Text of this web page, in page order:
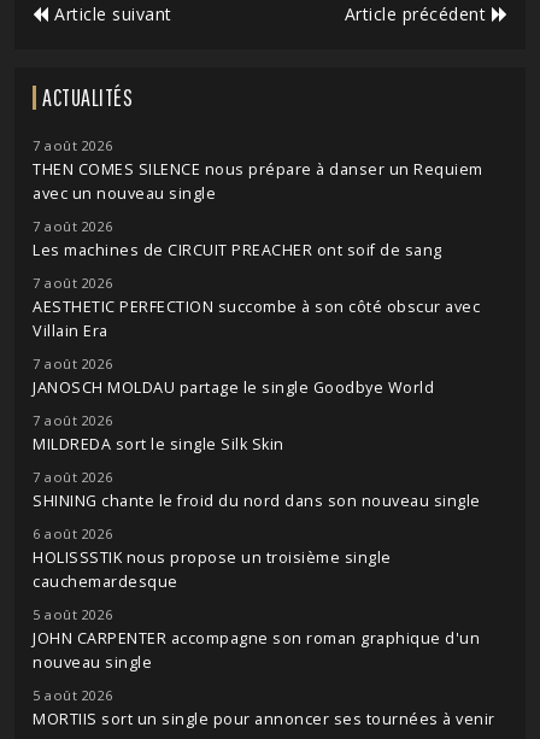
Article suivant Article précédent
ACTUALITÉS
7 août 2026
THEN COMES SILENCE nous prépare à danser un Requiem
avec un nouveau single
7 août 2026
Les machines de CIRCUIT PREACHER ont soif de sang
7 août 2026
AESTHETIC PERFECTION succombe à son côté obscur avec
Villain Era
7 août 2026
JANOSCH MOLDAU partage le single Goodbye World
7 août 2026
MILDREDA sort le single Silk Skin
7 août 2026
SHINING chante le froid du nord dans son nouveau single
6 août 2026
HOLISSSTIK nous propose un troisième single
cauchemardesque
5 août 2026
JOHN CARPENTER accompagne son roman graphique d'un
nouveau single
5 août 2026
MORTIIS sort un single pour annoncer ses tournées à venir